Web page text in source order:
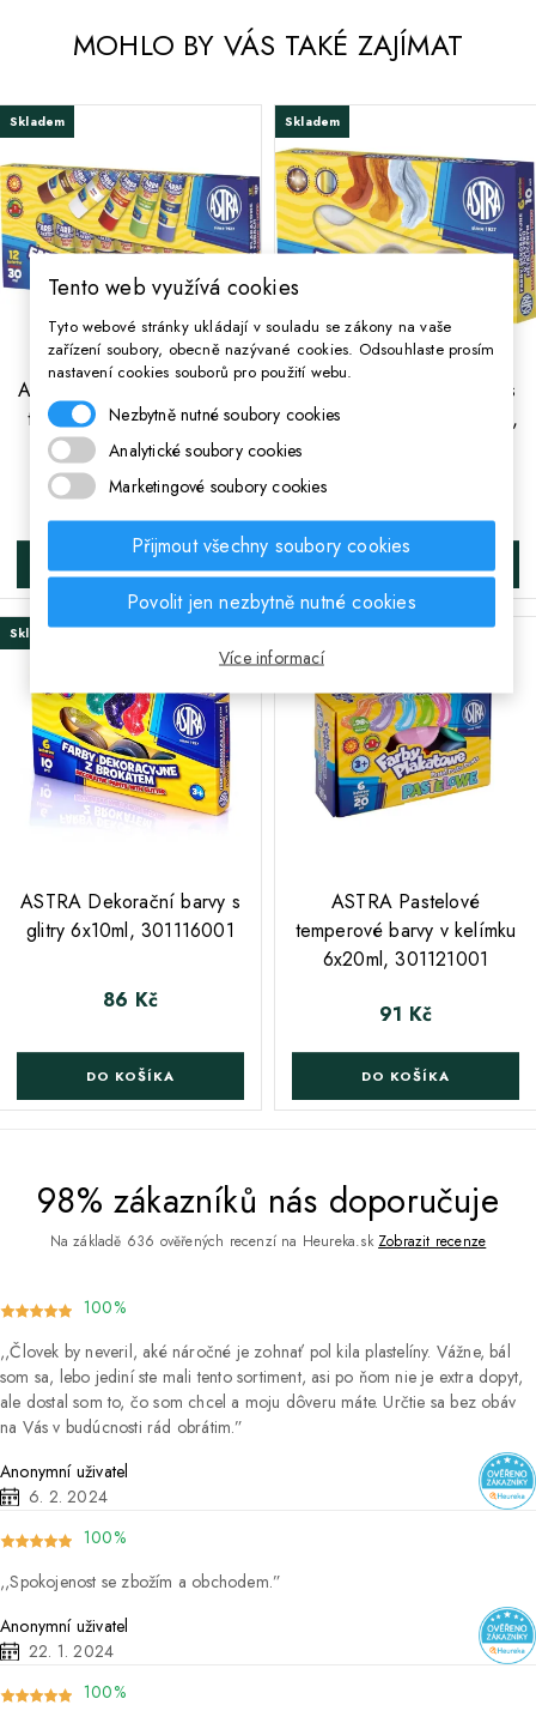
MOHLO BY VÁS TAKÉ ZAJÍMAT
Skladem
ASTRA Temperové barvy v
tubě 12x30ml, 83110901
Cena
260 Kč
DO KOŠÍKA
;
Skladem
ASTRA Dekorační barvy s
kovovým odleskem 6x10ml,
Skladem
ASTRA Dekorační barvy s
glitry 6x10ml, 301116001
Cena
86 Kč
DO KOŠÍKA
Poslední kus skladem
ASTRA Pastelové
temperové barvy v kelímku
6x20ml, 301121001
Cena
91 Kč
DO KOŠÍKA
98% zákazníků nás doporučuje
Na základě 636 ověřených recenzí na Heureka.sk Zobrazit recenze
100%
Človek by neveril, aké náročné je zohnať pol kila plastelíny. Vážne, bál
som sa, lebo jediní ste mali tento sortiment, asi po ňom nie je extra dopyt,
ale dostal som to, čo som chcel a moju dôveru máte. Určtie sa bez obáv
na Vás v budúcnosti rád obrátim.
Anonymní uživatel
6. 2. 2024
100%
Spokojenost se zbožím a obchodem.
Anonymní uživatel
22. 1. 2024
100%
Tento web využívá cookies
Tyto webové stránky ukládají v souladu se zákony na vaše
zařízení soubory, obecně nazývané cookies. Odsouhlaste prosím
nastavení cookies souborů pro použití webu.
Nezbytně nutné soubory cookies
Analytické soubory cookies
Marketingové soubory cookies
Přijmout všechny soubory cookies
Povolit jen nezbytně nutné cookies
Více informací